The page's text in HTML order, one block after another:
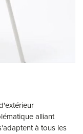
alliant
à tous les